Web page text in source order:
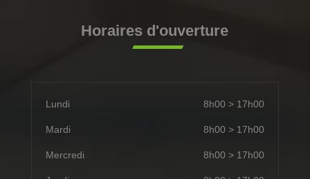
Horaires d'ouverture
Lundi 8h00 > 17h00
Mardi 8h00 > 17h00
Mercredi 8h00 > 17h00